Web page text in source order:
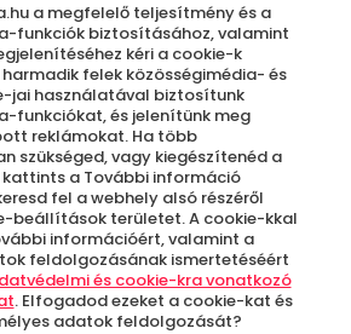
Kulcstartó
a megfelelő teljesítmény és a
funkciók biztosításához, valamint
kéri a cookie-k
felek közösségimédia- és
jai használatával biztosítunk
funkciókat, és jelenítünk meg
reklámokat. Ha több
szükséged, vagy kiegészítenéd a
a További információ
fel a webhely alsó részéről
beállítások területet. A cookie-kkal
információért, valamint a
feldolgozásának ismertetéséért
és cookie-kra vonatkozó
. Elfogadod ezeket a cookie-kat és
adatok feldolgozását?